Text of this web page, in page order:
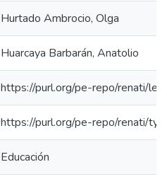
Hurtado Ambrocio, Olga
Huarcaya Barbarán, Anatolio
https://purl.org/pe-repo/renati/
https://purl.org/pe-repo/renati/
Educación